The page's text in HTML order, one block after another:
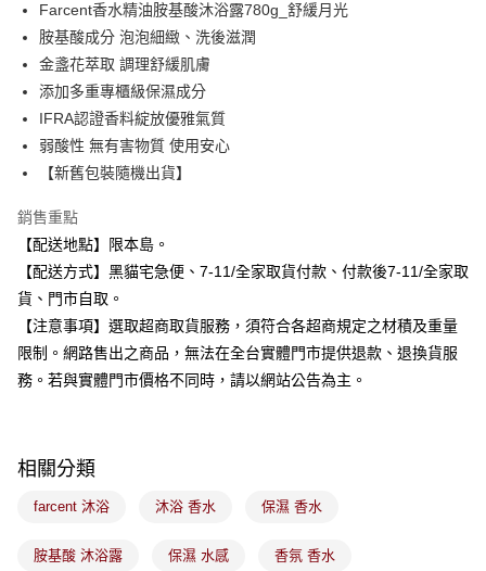
上海商業儲蓄銀行
台北富邦商業銀行
國泰世華商業銀行
臺灣中小企業銀行
匯豐（台灣）商業銀行
聯邦商業銀行
元大商業銀行
玉山商業銀行
台新國際商業銀行
LINE Pay
Apple Pay
街口支付
Google Pay
全盈+PAY
大哥付你分期
相關說明
【大哥付你分期使用說明】
1.本服務由台灣大哥大提供，台灣大哥大用戶可立即使用無須另外申請。
2.付款方式選擇「大哥付你分期」，訂單成立後會自動跳轉到大哥付的交易
流程，驗證手機門號後，選擇欲分期的期數、繳款截止日，確認付款後即完
成交易。
法說明評估內容。
【繳款方式說明】
1.分期款項不併入電信帳單，「大哥付你分期」於每月結算日後寄送繳費提
帳／街口支付／iPASS MONEY」等通路繳費。
ATM付款
運送方式
付款後全家取貨
每筆NT$100，滿NT$899(含以上)免運費
7-11取貨付款
Farcent香水精油胺基酸沐浴露780g_舒緩月光
胺基酸成分 泡泡細緻、洗後滋潤
金盞花萃取 調理舒緩肌膚
添加多重專櫃級保濕成分
IFRA認證香料綻放優雅氣質
弱酸性 無有害物質 使用安心
【新舊包裝隨機出貨】
銷售重點
【配送地點】限本島。
【配送方式】黑貓宅急便、7-11/全家取貨付款、付款後7-11/全家取
貨、門市自取。
【注意事項】選取超商取貨服務，須符合各超商規定之材積及重量
限制。網路售出之商品，無法在全台實體門市提供退款、退換貨服
務。若與實體門市價格不同時，請以網站公告為主。
相關分類
farcent 沐浴 沐浴 香水 保濕 香水
胺基酸 沐浴露 保濕 水感 香氛 香水